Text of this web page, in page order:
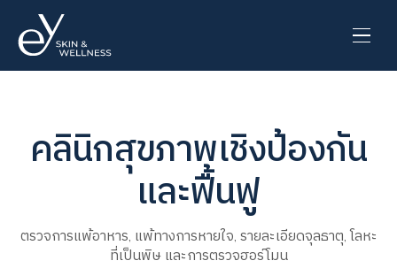
คลินิกสุขภาพเชิงป้องกัน
และฟื้นฟู
ตรวจการแพ้อาหาร, แพ้ทางการหายใจ, รายละเอียดจุลธาตุ, โลหะ
ที่เป็นพิษ และการตรวจฮอร์โมน